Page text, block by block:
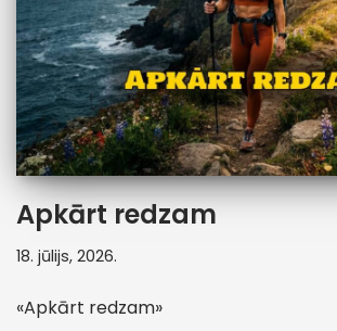
Apkārt redzam
18. jūlijs, 2026.
«Apkārt redzam»